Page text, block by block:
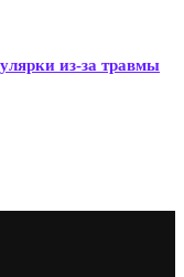
из-за травмы